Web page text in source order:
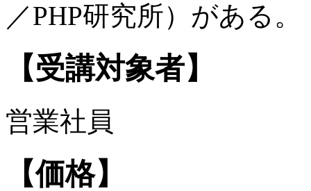
／PHP研究所）がある。
【受講対象者】
営業社員
【価格】